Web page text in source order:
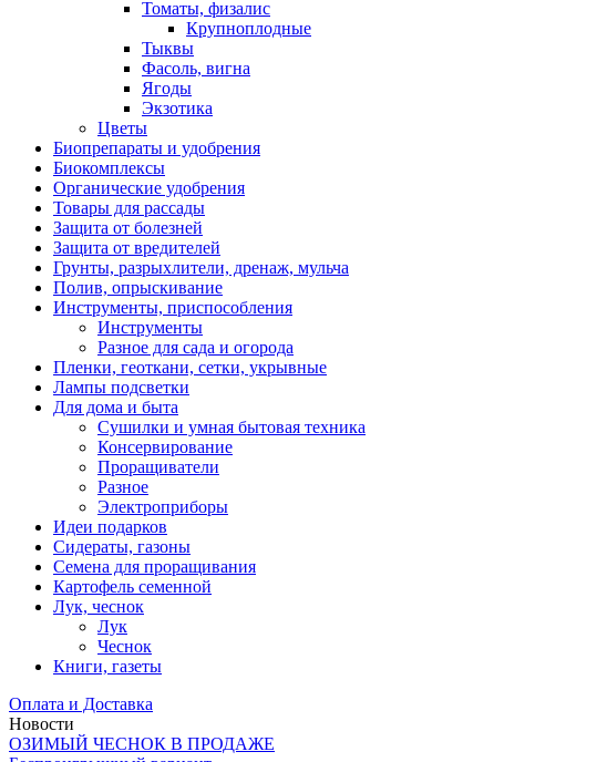
Томаты, физалис
Крупноплодные
Тыквы
Фасоль, вигна
Ягоды
Экзотика
Цветы
Биопрепараты и удобрения
Биокомплексы
Органические удобрения
Товары для рассады
Защита от болезней
Защита от вредителей
Грунты, разрыхлители, дренаж, мульча
Полив, опрыскивание
Инструменты, приспособления
Инструменты
Разное для сада и огорода
Пленки, геоткани, сетки, укрывные
Лампы подсветки
Для дома и быта
Сушилки и умная бытовая техника
Консервирование
Проращиватели
Разное
Электроприборы
Идеи подарков
Сидераты, газоны
Семена для проращивания
Картофель семенной
Лук, чеснок
Лук
Чеснок
Книги, газеты
Оплата и Доставка
Новости
ОЗИМЫЙ ЧЕСНОК В ПРОДАЖЕ